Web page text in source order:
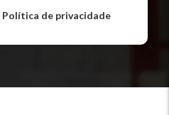
Política de privacidade